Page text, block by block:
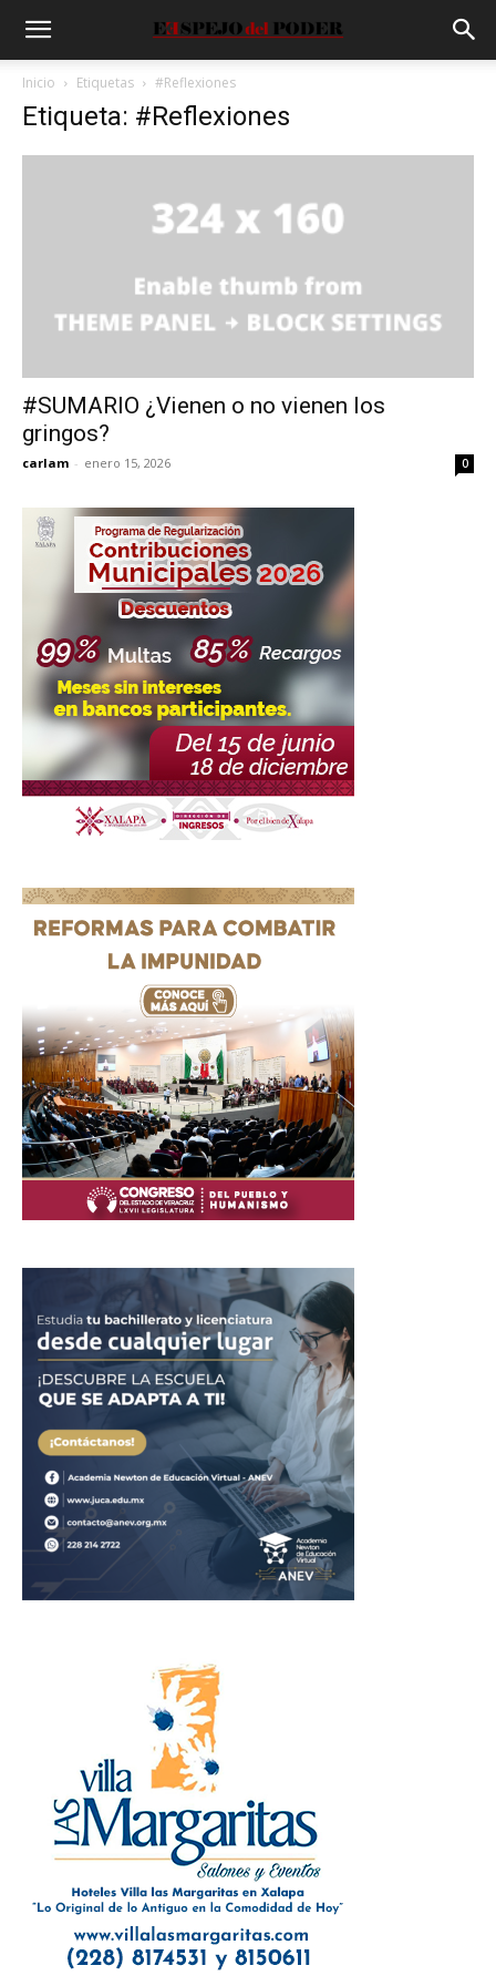
Inicio Etiquetas #Reflexiones
Etiqueta: #Reflexiones
#SUMARIO ¿Vienen o no vienen los
gringos?
carlam - enero 15, 2026 0